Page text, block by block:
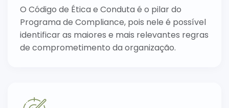
O Código de Ética e Conduta é o pilar do
Programa de Compliance, pois nele é possível
identificar as maiores e mais relevantes regras
de comprometimento da organização.